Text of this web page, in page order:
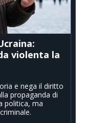
violenta la
e nega il diritto
propaganda di
politica, ma